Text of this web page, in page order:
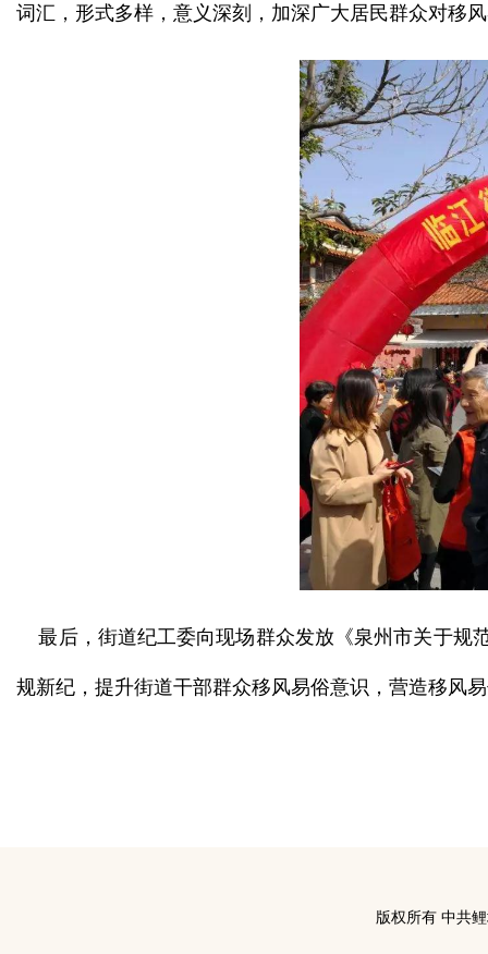
词汇，形式多样，意义深刻，加深广大居民群众对移
最后，街道纪工委向现场群众发放《泉州市关于规
规新纪，提升街道干部群众移风易俗意识，营造移风
版权所有 中共